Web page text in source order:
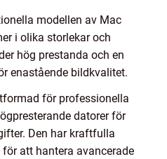
modellen av Mac
i olika storlekar och
hög prestanda och en
enastående bildkvalitet.
för professionella
datorer för
Den har kraftfulla
att hantera avancerade